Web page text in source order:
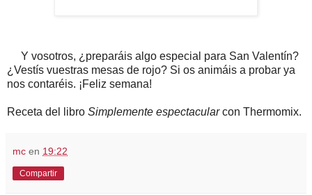
Y vosotros, ¿preparáis algo especial para San Valentín?
¿Vestís vuestras mesas de rojo? Si os animáis a probar ya
nos contaréis. ¡Feliz semana!
Receta del libro Simplemente espectacularcon Thermomix.
mc en 19:22
Compartir